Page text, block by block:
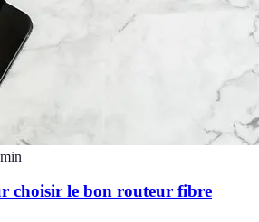
min
choisir le bon routeur fibre